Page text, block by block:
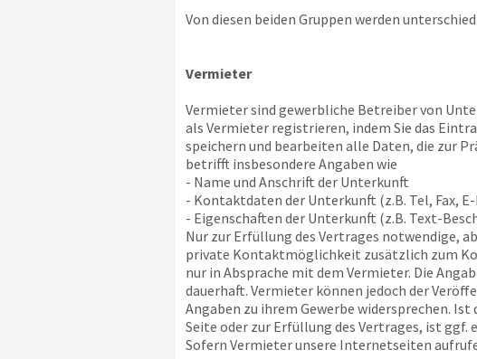
Von diesen beiden Gruppen werden
Vermieter
Vermieter sind gewerbliche Betreiber von
als Vermieter registrieren, indem Sie das
speichern und bearbeiten alle Daten, die zur
betrifft insbesondere Angaben wie
- Name und Anschrift der Unterkunft
- Kontaktdaten der Unterkunft (z.B. Tel, Fax,
- Eigenschaften der Unterkunft (z.B. Text-
Nur zur Erfüllung des Vertrages notwendige,
private Kontaktmöglichkeit zusätzlich zum
nur in Absprache mit dem Vermieter. Die
dauerhaft. Vermieter können jedoch der
Angaben zu ihrem Gewerbe widersprechen.
Seite oder zur Erfüllung des Vertrages, ist ggf.
Sofern Vermieter unsere Internetseiten